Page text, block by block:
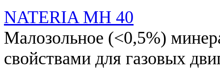
NATERIA MH 40
Малозольное (<0,5%)
свойствами для газовых